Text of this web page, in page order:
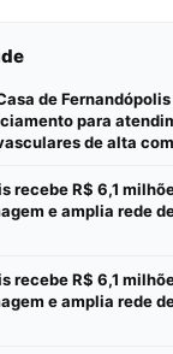
de
para
de alta
recebe R$ 6,1
e amplia rede
recebe R$ 6,1
e amplia rede